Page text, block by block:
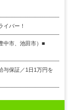
イバー！
中市、池田市）■
与保証／1日1万円を